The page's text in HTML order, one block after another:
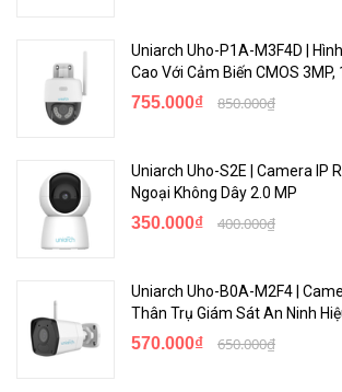
Uniarch Uho-P1A-M3F4D |
Cao Với Cảm Biến CMOS 3MP,
755.000₫ 850.000₫
Uniarch Uho-S2E | Camera IP
Ngoại Không Dây 2.0 MP
350.000₫ 400.000₫
Uniarch Uho-B0A-M2F4 |
Thân Trụ Giám Sát An Ninh
570.000₫ 650.000₫